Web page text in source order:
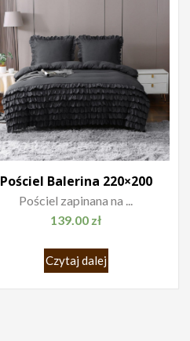
Pościel Balerina 220×200
Pościel zapinana na ...
139.00 zł
Czytaj dalej